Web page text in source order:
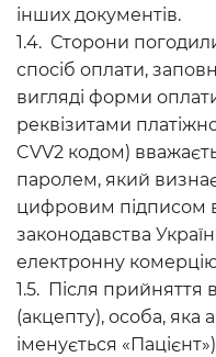
інших документів.
1.4. Сторони
спосіб оплати,
вигляді форми
реквізитами
CVV2 кодом)
паролем, який
цифровим підписом
законодавства
електронну
1.5. Після прийняття
(акцепту), особа, яка
іменується